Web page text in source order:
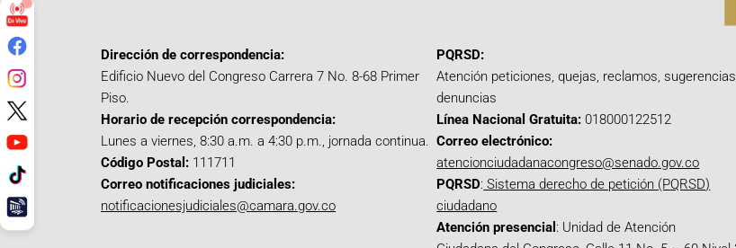
Dirección de correspondencia:
Edificio Nuevo del Congreso Carrera 7 No. 8-68 Primer
Piso.
Horario de recepción correspondencia:
Lunes a viernes, 8:30 a.m. a 4:30 p.m., jornada continua.
Código Postal: 111711
Correo notificaciones judiciales:
notificacionesjudiciales@camara.gov.co
PQRSD:
Atención peticiones, quejas, reclamos,
denuncias
Línea Nacional Gratuita: 018000122512
Correo electrónico:
atencionciudadanacongreso@senado.gov.co
PQRSD: Sistema derecho de petición (PQRSD)
ciudadano
Atención presencial : Unidad de Atención